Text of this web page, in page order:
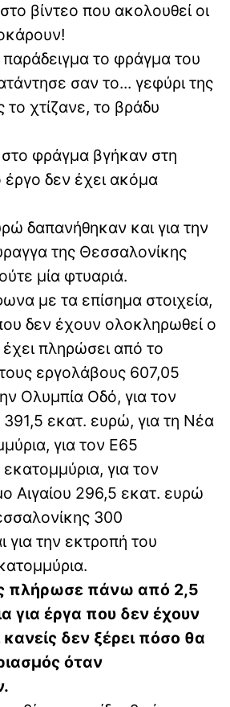
βίντεο που ακολουθεί οι
παράδειγμα το φράγμα του
σαν το... γεφύρι της
το χτίζανε, το βράδυ
στο φράγμα βγήκαν στη
έργο δεν έχει ακόμα
δαπανήθηκαν και για την
της Θεσσαλονίκης
μία φτυαριά.
με τα επίσημα στοιχεία,
δεν έχουν ολοκληρωθεί ο
πληρώσει από το
εργολάβους 607,05
Ολυμπία Οδό, για τον
εκατ. ευρώ, για τη Νέα
για τον Ε65
για τον
Αιγαίου 296,5 εκατ. ευρώ
300
για την εκτροπή του
πλήρωσε πάνω από 2,5
για έργα που δεν έχουν
δεν ξέρει πόσο θα
όταν